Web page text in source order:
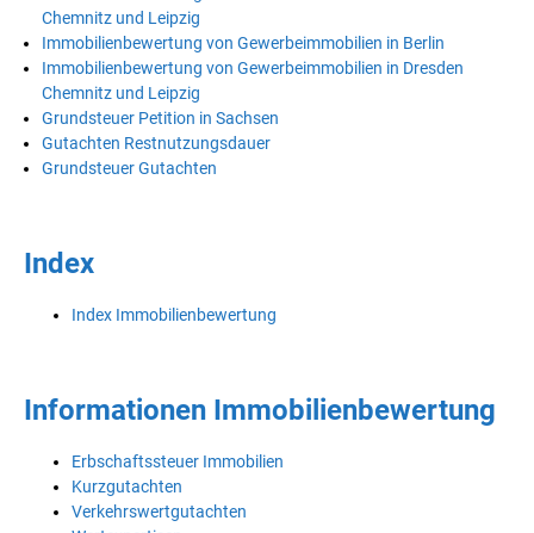
Chemnitz und Leipzig
Immobilienbewertung von Gewerbeimmobilien in Berlin
Immobilienbewertung von Gewerbeimmobilien in Dresden
Chemnitz und Leipzig
Grundsteuer Petition in Sachsen
Gutachten Restnutzungsdauer
Grundsteuer Gutachten
Index
Index Immobilienbewertung
Informationen Immobilienbewertung
Erbschaftssteuer Immobilien
Kurzgutachten
Verkehrswertgutachten